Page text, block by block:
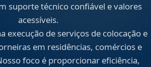
suporte técnico confiável e valores
acessíveis.
execução de serviços de colocação e
em residências, comércios e
foco é proporcionar eficiência,